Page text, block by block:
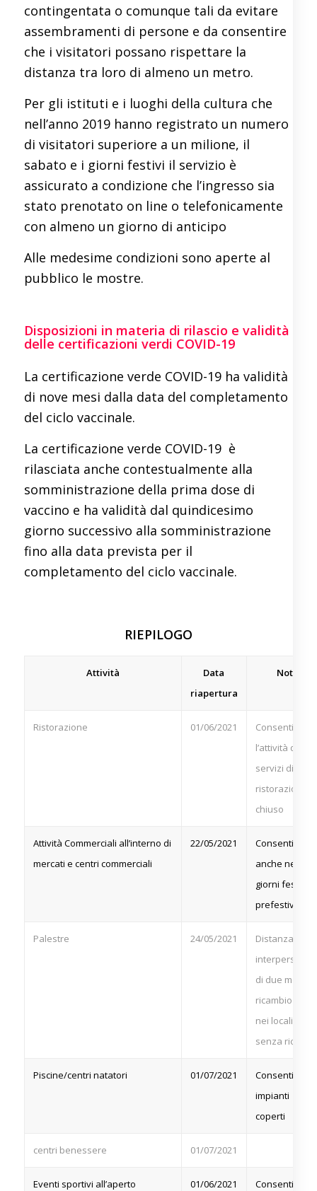
contingentata o comunque tali da evitare
assembramenti di persone e da consentire
che i visitatori possano rispettare la
distanza tra loro di almeno un metro.
Per gli istituti e i luoghi della cultura che
nell’anno 2019 hanno registrato un numero
di visitatori superiore a un milione, il
sabato e i giorni festivi il servizio è
assicurato a condizione che l’ingresso sia
stato prenotato on line o telefonicamente
con almeno un giorno di anticipo
Alle medesime condizioni sono aperte al
pubblico le mostre.
Disposizioni in materia di rilascio e validità
delle certificazioni verdi COVID-19
La certificazione verde COVID-19 ha validità
di nove mesi dalla data del completamento
del ciclo vaccinale.
La certificazione verde COVID-19 è
rilasciata anche contestualmente alla
somministrazione della prima dose di
vaccino e ha validità dal quindicesimo
giorno successivo alla somministrazione
fino alla data prevista per il
completamento del ciclo vaccinale.
RIEPILOGO
Attività
Data
riapertura
Note
Ristorazione 01/06/2021
Consentita
l’attività dei
servizi di
ristorazione al
chiuso
Attività Commerciali all’interno di
mercati e centri commerciali
22/05/2021
Consentite
anche nei
giorni festivi e
prefestivi
Palestre 24/05/2021
Distanza
di due metri e
ricambio
nei locali,
senza ricircolo
Piscine/centri natatori 01/07/2021
Consentite in
impianti
coperti
centri benessere 01/07/2021
Eventi sportivi all’aperto 01/06/2021 Consentita la